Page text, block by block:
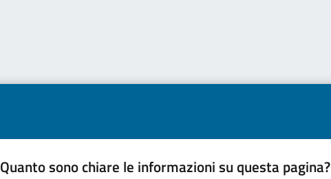
Quanto sono chiare le informazioni su questa pagina?